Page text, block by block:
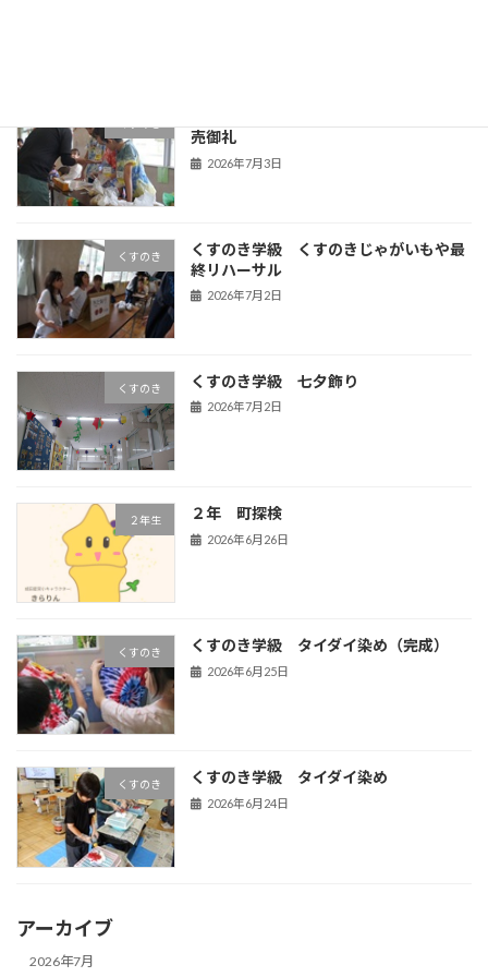
売御礼
2026年7月3日
くすのき
くすのき学級 くすのきじゃがいもや最
終リハーサル
2026年7月2日
くすのき くすのき学級 七夕飾り
2026年7月2日
２年生 ２年 町探検
2026年6月26日
くすのき くすのき学級 タイダイ染め（完成）
2026年6月25日
くすのき くすのき学級 タイダイ染め
2026年6月24日
アーカイブ
2026年7月